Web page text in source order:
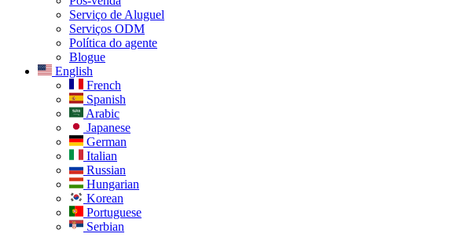
Serviço de Aluguel
Serviços ODM
Política do agente
Blogue
English
French
Spanish
Arabic
Japanese
German
Italian
Russian
Hungarian
Korean
Portuguese
Serbian